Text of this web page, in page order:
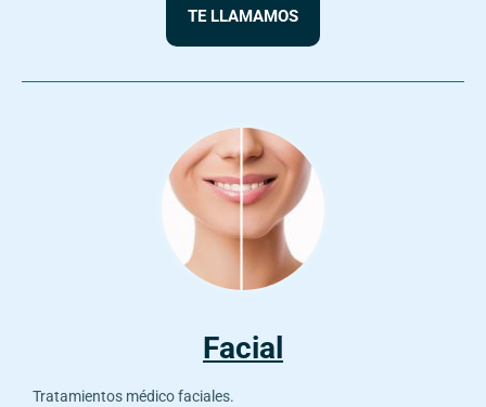
TE LLAMAMOS
Facial
Tratamientos médico faciales.